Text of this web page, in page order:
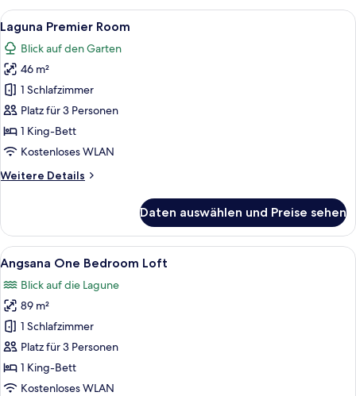
Access
King
Room
Alle
Fotos
für
Laguna
Premier
Room
anzeigen
Ein Hotelzimmer mit einem großen
11
Laguna Premier Room
Blick auf den Garten
46 m²
1 Schlafzimmer
Platz für 3 Personen
1 King-Bett
Kostenloses WLAN
Weitere Details
Weitere
Premier
Room
Daten auswählen und Preise sehen
Alle
Fotos
für
Angsana
One
Bedroom
Loft
anzeigen
Ein großzügiger Wohnbereich mit
17
Angsana One Bedroom Loft
Blick auf die Lagune
89 m²
1 Schlafzimmer
Platz für 3 Personen
1 King-Bett
Kostenloses WLAN